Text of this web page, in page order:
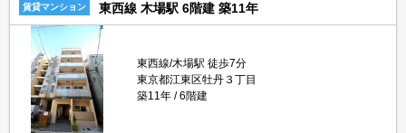
賃貸マンション 東西線 木場駅 6階建 築11年
東西線/木場駅 徒歩7分
東京都江東区牡丹３丁目
築11年
6階建